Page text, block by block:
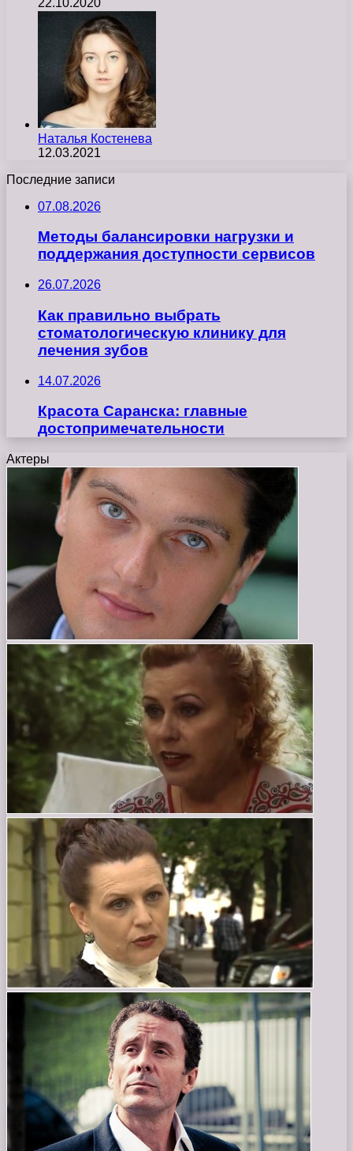
Наталья Костенева
12.03.2021
Последние записи
07.08.2026
Методы балансировки нагрузки и
поддержания доступности сервисов
26.07.2026
Как правильно выбрать
стоматологическую клинику для
лечения зубов
14.07.2026
Красота Саранска: главные
достопримечательности
Актеры